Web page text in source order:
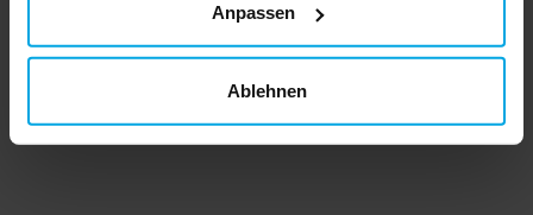
Anpassen
Ablehnen